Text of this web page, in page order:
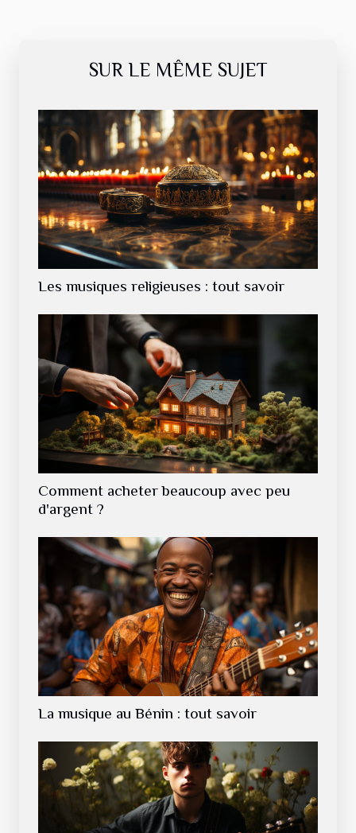
SUR LE MÊME SUJET
Les musiques religieuses : tout savoir
Comment acheter beaucoup avec peu
d'argent ?
La musique au Bénin : tout savoir